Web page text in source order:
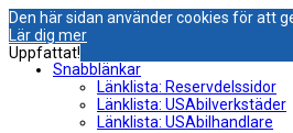
Den här sidan använder cookies för att
Lär dig mer
Uppfattat!
Snabblänkar
Länklista: Reservdelssidor
Länklista: USAbilverkstäder
Länklista: USAbilhandlare